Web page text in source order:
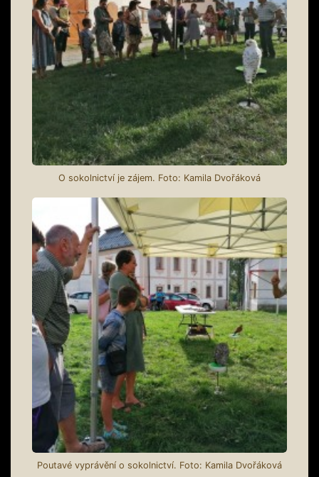
O sokolnictví je zájem. Foto: Kamila Dvořáková
Poutavé vyprávění o sokolnictví. Foto: Kamila Dvořáková